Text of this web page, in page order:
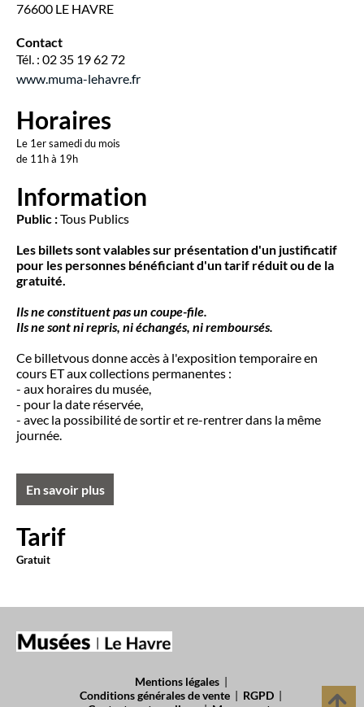
76600 LE HAVRE
Contact
Tél. : 02 35 19 62 72
www.muma-lehavre.fr
Horaires
Le 1er samedi du mois
de 11h à 19h
Information
Public :Tous Publics
Les billets sont valables sur présentation d'un justificatif
pour les personnes bénéficiant d'un tarif réduit ou de la
gratuité.
Ils ne constituent pasun coupe-file.
Ils ne sont ni repris, ni échangés, ni remboursés.
Ce billetvous donne accès à l'exposition temporaire en
cours ET aux collections permanentes :
- aux horaires du musée,
- pour la date réservée,
- avec la possibilité de sortir et re-rentrer dans la même
journée.
En savoir plus
Tarif
Gratuit
Mentions légales|
Conditions générales de vente | RGPD |